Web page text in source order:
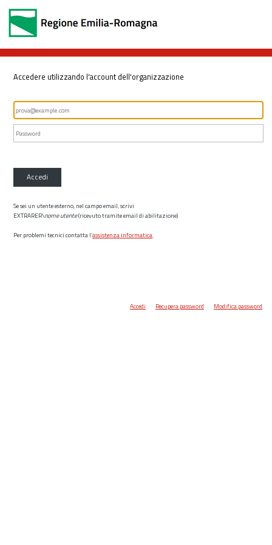
Accedere utilizzando l'account dell'organizzazione
Accedi
Se sei un utente esterno, nel campo email, scrivi
EXTRARER\nome utente(ricevuto tramite email di abilitazione)
Per problemi tecnici contatta l’assistenza informatica.
Accedi Recupera password Modifica password